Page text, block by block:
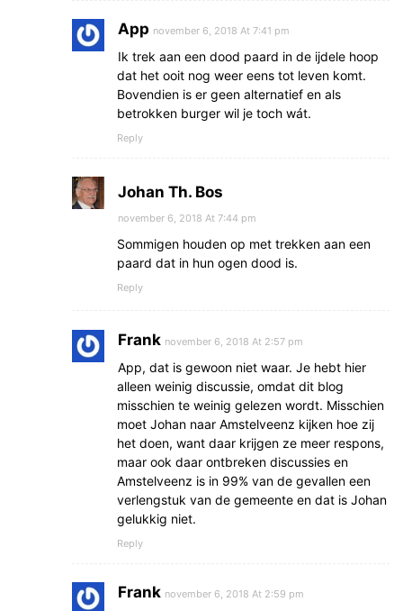
App november 6, 2018 At 7:41 pm
Ik trek aan een dood paard in de ijdele hoop
dat het ooit nog weer eens tot leven komt.
Bovendien is er geen alternatief en als
betrokken burger wil je toch wát.
Reply
Johan Th. Bos
november 6, 2018 At 7:44 pm
Sommigen houden op met trekken aan een
paard dat in hun ogen dood is.
Reply
Frank november 6, 2018 At 2:57 pm
App, dat is gewoon niet waar. Je hebt hier
alleen weinig discussie, omdat dit blog
misschien te weinig gelezen wordt. Misschien
moet Johan naar Amstelveenz kijken hoe zij
het doen, want daar krijgen ze meer respons,
maar ook daar ontbreken discussies en
Amstelveenz is in 99% van de gevallen een
verlengstuk van de gemeente en dat is Johan
gelukkig niet.
Reply
Frank november 6, 2018 At 2:59 pm